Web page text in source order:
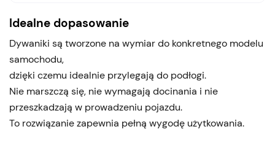
Idealne dopasowanie
Dywaniki są tworzone na wymiar do konkretnego modelu
samochodu,
dzięki czemu idealnie przylegają do podłogi.
Nie marszczą się, nie wymagają docinania i nie
przeszkadzają w prowadzeniu pojazdu.
To rozwiązanie zapewnia pełną wygodę użytkowania.